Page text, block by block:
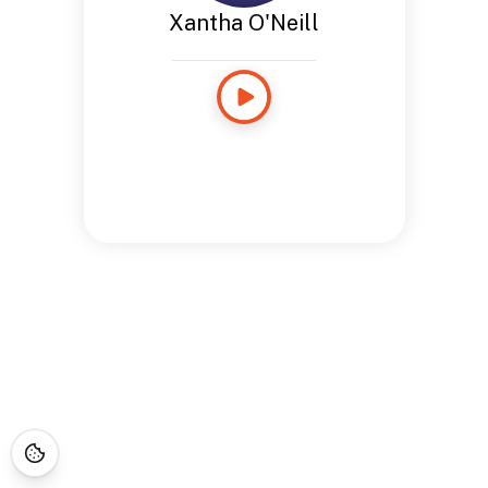
Xantha O'Neill